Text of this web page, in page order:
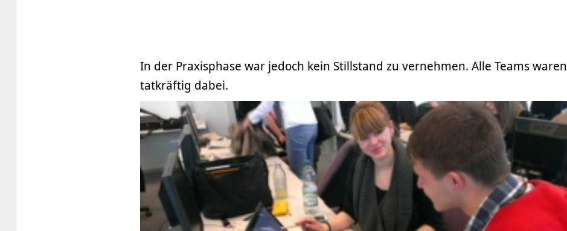
In der Praxisphase war jedoch kein Stillstand zu vernehmen. Alle Teams waren
tatkräftig dabei.